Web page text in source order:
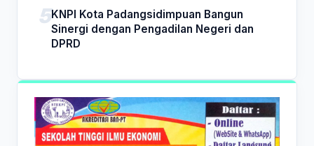
KNPI Kota Padangsidimpuan Bangun
Sinergi dengan Pengadilan Negeri dan
DPRD